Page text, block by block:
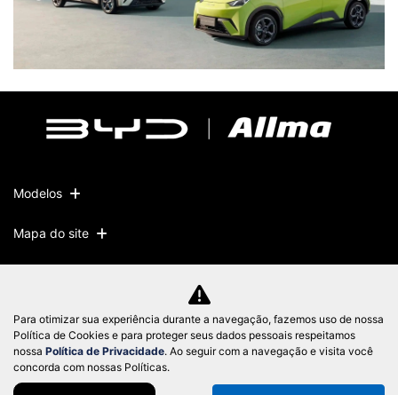
Modelos
Mapa do site
CNPJ: 51.572.871/0001-10
Para otimizar sua experiência durante a navegação, fazemos uso de nossa
Política de Cookies e para proteger seus dados pessoais respeitamos
nossa Política de Privacidade. Ao seguir com a navegação e visita você
concorda com nossas Políticas.